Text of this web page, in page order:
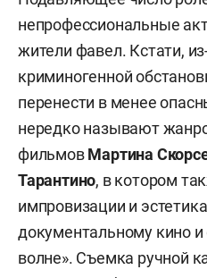
непрофессиональные
жители фавел. Кстати,
криминогенной
перенести в менее
нередко называют
фильмовМартина
Тарантино, в котором
импровизации и
документальному кино
волне». Съемка ручной